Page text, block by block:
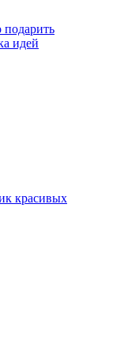
идей
красивых